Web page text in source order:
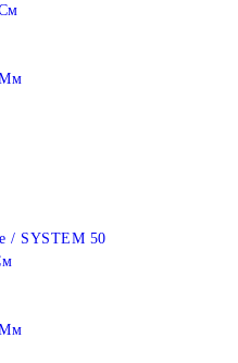
/ SYSTEM 50